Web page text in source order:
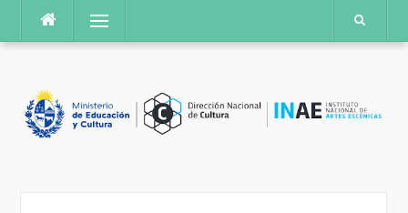
contenido
Menú